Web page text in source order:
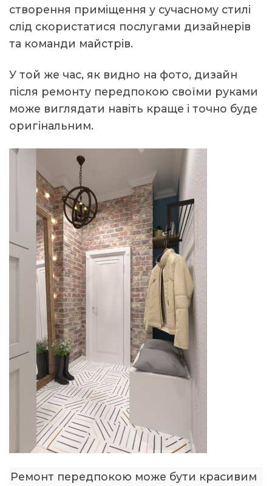
створення приміщення у сучасному стилі
слід скористатися послугами дизайнерів
та команди майстрів.
У той же час, як видно на фото, дизайн
після ремонту передпокою своїми руками
може виглядати навіть краще і точно буде
оригінальним.
Ремонт передпокою може бути красивим